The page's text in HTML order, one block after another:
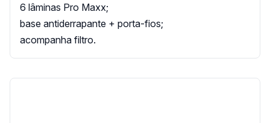
6 lâminas Pro Maxx;
base antiderrapante + porta-fios;
acompanha filtro.